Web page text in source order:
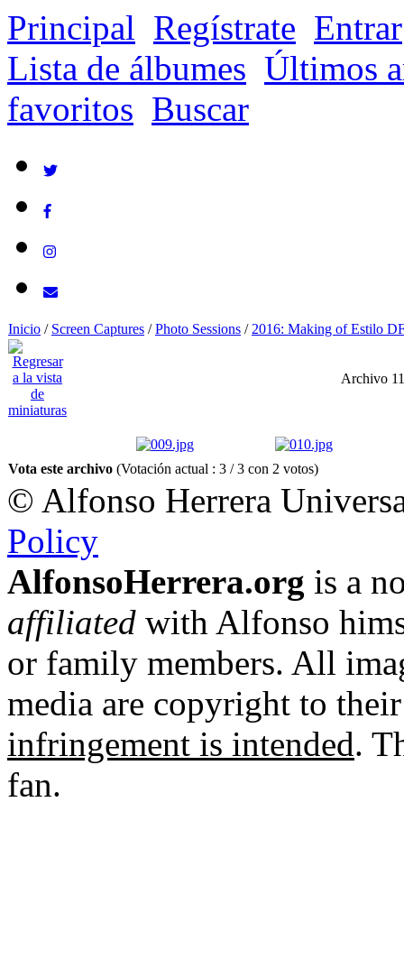
Principal Regístrate Entrar
Lista de álbumes Últimos
favoritos Buscar
Inicio / Screen Captures /Photo Sessions / 2016: Making of Estilo
Archivo
Vota este archivo (Votación actual : 3 / 3 con 2 votos)
© Alfonso Herrera
Policy
AlfonsoHerrera.org is a
affiliated with Alfonso
or family members. All
media are copyright to
infringement is intended.
fan.